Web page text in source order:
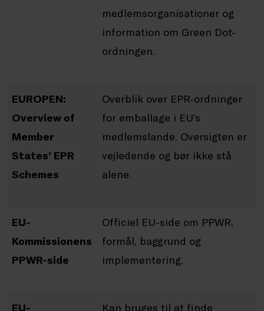
medlemsorganisationer og
information om Green Dot-
ordningen.
EUROPEN:
Overview of
Member
States’ EPR
Schemes
Overblik over EPR-ordninger
for emballage i EU’s
medlemslande. Oversigten er
vejledende og bør ikke stå
alene.
EU-
Kommissionens
PPWR-side
Officiel EU-side om PPWR,
formål, baggrund og
implementering.
EU-
Kan bruges til at finde